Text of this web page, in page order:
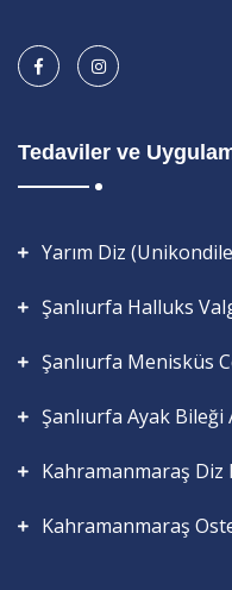
Tedaviler ve
Yarım Diz
Şanlıurfa Halluks
Şanlıurfa Menisküs
Şanlıurfa Ayak
Kahramanmaraş Diz
Kahramanmaraş